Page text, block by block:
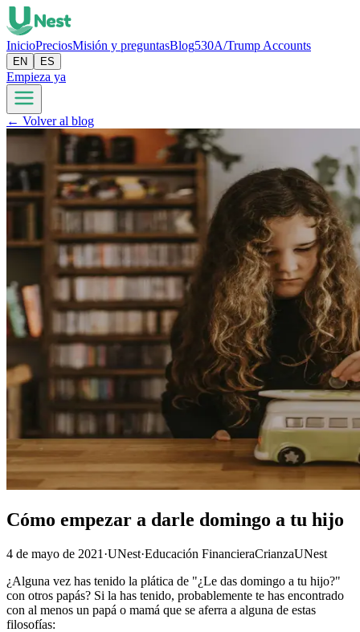
InicioPreciosMisión y preguntasBlog530A/Trump Accounts
EN ES
Empieza ya
← Volver al blog
Cómo empezar a darle domingo a tu hijo
4 de mayo de 2021 ·UNest·Educación FinancieraCrianzaUNest
¿Alguna vez has tenido la plática de "¿Le das domingo a tu hijo?"
con otros papás? Si la has tenido, probablemente te has encontrado
con al menos un papá o mamá que se aferra a alguna de estas
filosofías: